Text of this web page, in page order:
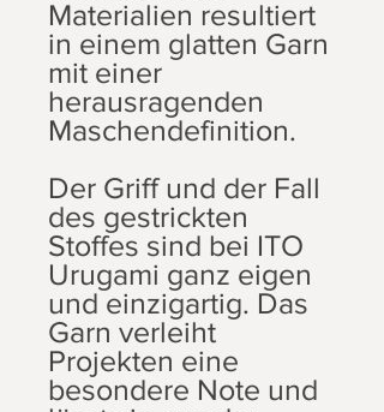
Materialien resultiert
in einem glatten Garn
mit einer
herausragenden
Maschendefinition.
Der Griff und der Fall
des gestrickten
Stoffes sind bei ITO
Urugami ganz eigen
und einzigartig. Das
Garn verleiht
Projekten eine
besondere Note und